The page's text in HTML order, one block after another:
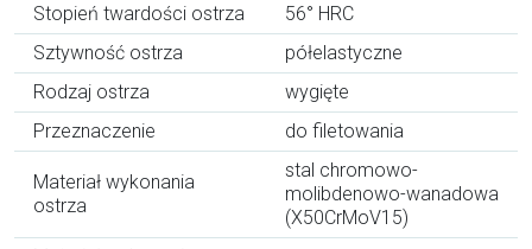
Stopień twardości ostrza
56° HRC
Sztywność ostrza
półelastyczne
Rodzaj ostrza
wygięte
Przeznaczenie
do filetowania
Materiał wykonania
ostrza
stal chromowo-
molibdenowo-wanadowa
(X50CrMoV15)